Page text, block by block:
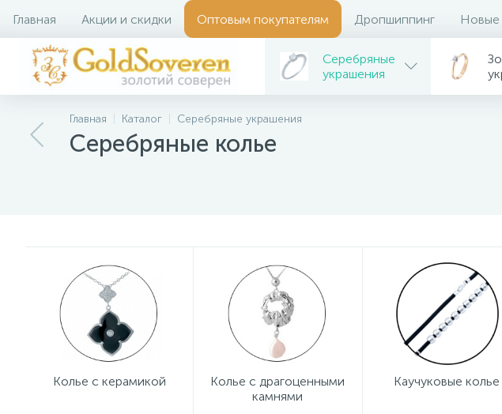
Главная Акции и скидки Оптовым покупателям Дропшиппинг Новые
Серебряные
украшения
Главная Каталог Серебряные украшения
Серебряные колье
Колье с керамикой
Колье с драгоценными
камнями
Каучуковые колье